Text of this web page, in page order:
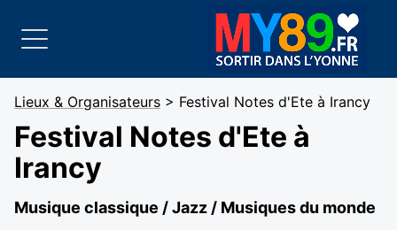
Lieux & Organisateurs > Festival Notes d'Ete à Irancy
Festival Notes d'Ete à
Irancy
Musique classique / Jazz / Musiques du monde